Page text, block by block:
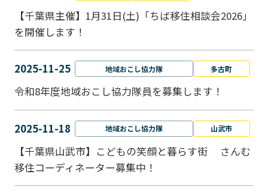
【千葉県主催】1月31日(土)「ちば移住相談会2026」
を開催します！
2025-11-25 地域おこし協力隊 多古町
令和8年度地域おこし協力隊員を募集します！
2025-11-18 地域おこし協力隊 山武市
【千葉県山武市】こどもの笑顔と暮らす街 さんむ
移住コーディネーター募集中！